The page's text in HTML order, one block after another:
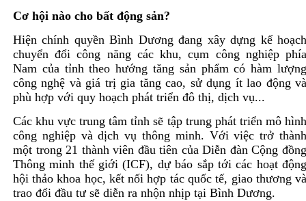
Cơ hội nào cho bất động sản?
Hiện chính quyền Bình Dương đang xây dựng kế
chuyển đổi công năng các khu, cụm công nghiệp
Nam của tỉnh theo hướng tăng sản phẩm có hàm
công nghệ và giá trị gia tăng cao, sử dụng ít lao động
phù hợp với quy hoạch phát triển đô thị, dịch vụ...
Các khu vực trung tâm tỉnh sẽ tập trung phát triển mô
công nghiệp và dịch vụ thông minh. Với việc trở
một trong 21 thành viên đầu tiên của Diễn đàn Cộng
Thông minh thế giới (ICF), dự báo sắp tới các hoạt
hội thảo khoa học, kết nối hợp tác quốc tế, giao thương
trao đổi đầu tư sẽ diễn ra nhộn nhịp tại Bình Dương.